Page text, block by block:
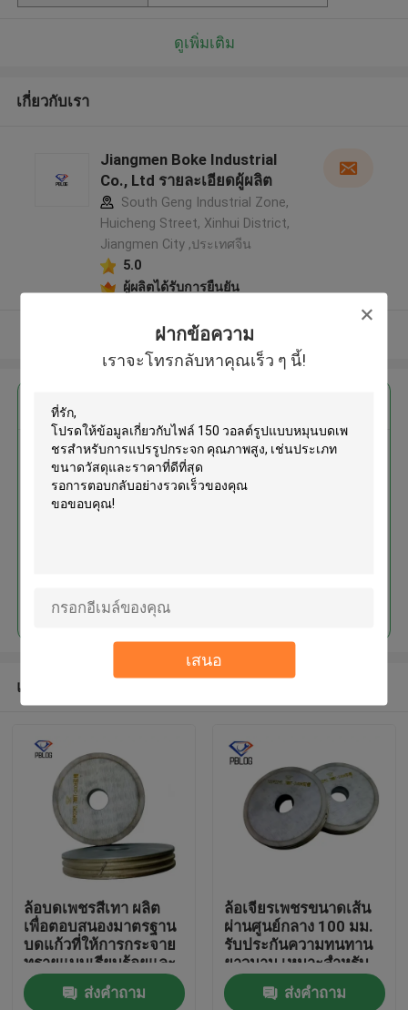
ฝากข้อความ
เราจะโทรกลับหาคุณเร็ว ๆ นี้!
เสนอ
ดูเพิ่มเติม
เกี่ยวกับเรา
Jiangmen Boke Industrial
Co., Ltd รายละเอียดผู้ผลิต
South Geng Industrial Zone,
Huicheng Street, Xinhui District,
Jiangmen City ,ประเทศจีน
5.0
ผู้ผลิตได้รับการยืนยัน
ดูเพิ่มเติม
150 วอลต์รูปแบบหมุนบดเพชรสําห
รับการแปรรูปกระจก คุณภาพสูง
แนะนำผลิตภัณฑ์
ล้อบดเพชรสีเทา ผลิต
เพื่อตอบสนองมาตรฐาน
บดแก้วที่ให้การกระจาย
ทรายแบบเรียบร้อยและ
ยาวนาน
ส่งคำถาม
ล้อเจียรเพชรขนาดเส้น
ผ่านศูนย์กลาง 100 มม.
รับประกันความทนทาน
ยาวนาน เหมาะสำหรับ
งานวิศวกรรมที่มีความ
แม่นยำสูงส่งคำถาม